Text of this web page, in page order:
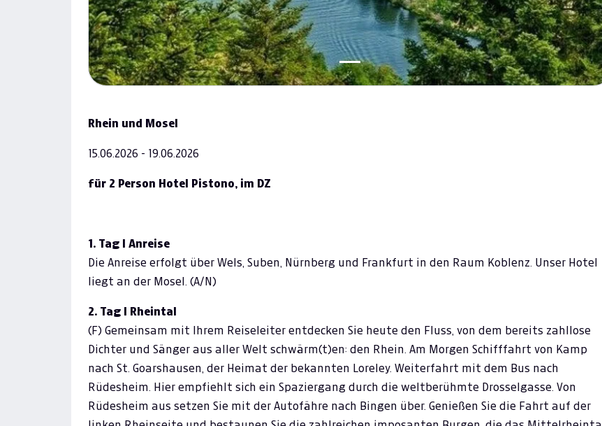
Rhein und Mosel
15.06.2026 - 19.06.2026
für 2 Person Hotel Pistono, im DZ
1. Tag I Anreise
Die Anreise erfolgt über Wels, Suben, Nürnberg und Frankfurt in den Raum Koblenz. Unser Hotel
liegt an der Mosel. (A/N)
2. Tag I Rheintal
(F) Gemeinsam mit Ihrem Reiseleiter entdecken Sie heute den Fluss, von dem bereits zahllose
Dichter und Sänger aus aller Welt schwärm(t)en: den Rhein. Am Morgen Schifffahrt von Kamp
nach St. Goarshausen, der Heimat der bekannten Loreley. Weiterfahrt mit dem Bus nach
Rüdesheim. Hier empfiehlt sich ein Spaziergang durch die weltberühmte Drosselgasse. Von
Rüdesheim aus setzen Sie mit der Autofähre nach Bingen über. Genießen Sie die Fahrt auf der